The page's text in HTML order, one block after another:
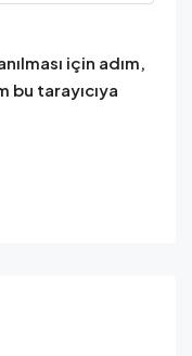
için adım,
tarayıcıya